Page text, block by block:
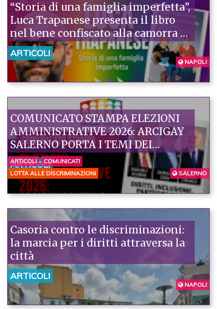
“Storia di una famiglia imperfetta”,
Luca Trapanese presenta il libro
nel bene confiscato alla camorra di
Officina Cimaglia
ARTICOLI
NAPOLI
COMUNICATO STAMPA ELEZIONI
AMMINISTRATIVE 2026: ARCIGAY
SALERNO PORTA I TEMI DEI
DIRITTI E DELL’INCLUSIONE NEL
CONFRONTO CON ACCARINO (CAVA
DE’ TIRRENI), GUIDA (POSITANO) E
STRIANESE (SAN VALENTINO
TORIO)
ARTICOLI
ARTICOLI
COMUNICATI
LOTTA ALLE DISCRIMINAZIONI
SALERNO
Casoria contro le discriminazioni:
la marcia per i diritti attraversa la
città
ARTICOLI
NAPOLI